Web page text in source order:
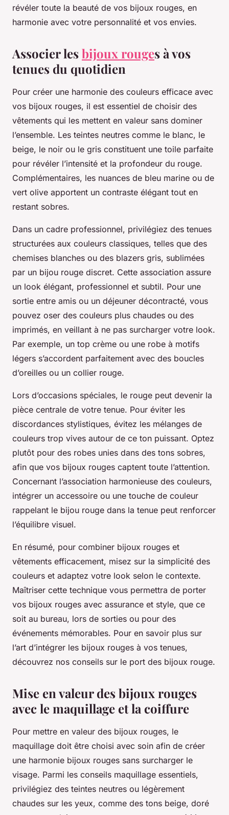
révéler toute la beauté de vos bijoux rouges, en
harmonie avec votre personnalité et vos envies.
Associer lesbijoux rouges à vos
tenues du quotidien
Pour créer une harmonie des couleurs efficace avec
vos bijoux rouges, il est essentiel de choisir des
vêtements qui les mettent en valeur sans dominer
l’ensemble. Les teintes neutres comme le blanc, le
beige, le noir ou le gris constituent une toile parfaite
pour révéler l’intensité et la profondeur du rouge.
Complémentaires, les nuances de bleu marine ou de
vert olive apportent un contraste élégant tout en
restant sobres.
Dans un cadre professionnel, privilégiez des tenues
structurées aux couleurs classiques, telles que des
chemises blanches ou des blazers gris, sublimées
par un bijou rouge discret. Cette association assure
un look élégant, professionnel et subtil. Pour une
sortie entre amis ou un déjeuner décontracté, vous
pouvez oser des couleurs plus chaudes ou des
imprimés, en veillant à ne pas surcharger votre look.
Par exemple, un top crème ou une robe à motifs
légers s’accordent parfaitement avec des boucles
d’oreilles ou un collier rouge.
Lors d’occasions spéciales, le rouge peut devenir la
pièce centrale de votre tenue. Pour éviter les
discordances stylistiques, évitez les mélanges de
couleurs trop vives autour de ce ton puissant. Optez
plutôt pour des robes unies dans des tons sobres,
afin que vos bijoux rouges captent toute l’attention.
Concernant l’association harmonieuse des couleurs,
intégrer un accessoire ou une touche de couleur
rappelant le bijou rouge dans la tenue peut renforcer
l’équilibre visuel.
En résumé, pour combiner bijoux rouges et
vêtements efficacement, misez sur la simplicité des
couleurs et adaptez votre look selon le contexte.
Maîtriser cette technique vous permettra de porter
vos bijoux rouges avec assurance et style, que ce
soit au bureau, lors de sorties ou pour des
événements mémorables. Pour en savoir plus sur
l’art d’intégrer les bijoux rouges à vos tenues,
découvrez nos conseils sur le port des bijoux rouge.
Mise en valeur des bijoux rouges
avec le maquillage et la coiffure
Pour mettre en valeur des bijoux rouges, le
maquillage doit être choisi avec soin afin de créer
une harmonie bijoux rouges sans surcharger le
visage. Parmi les conseils maquillage essentiels,
privilégiez des teintes neutres ou légèrement
chaudes sur les yeux, comme des tons beige, doré